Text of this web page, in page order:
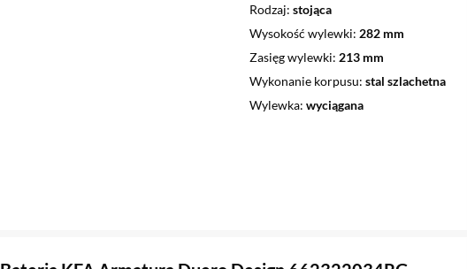
Rodzaj stojąca
Wysokość wylewki 282 mm
Zasięg wylewki 213 mm
Wykonanie korpusu stal szlachetna
Wylewka wyciągana